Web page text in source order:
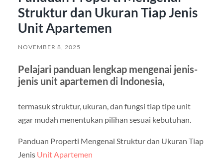
Struktur dan Ukuran Tiap Jenis
Unit Apartemen
NOVEMBER 8, 2025
Pelajari panduan lengkap mengenai jenis-
jenis unit apartemen di Indonesia,
termasuk struktur, ukuran, dan fungsi tiap tipe unit
agar mudah menentukan pilihan sesuai kebutuhan.
Panduan Properti Mengenal Struktur dan Ukuran Tiap
JenisUnit Apartemen